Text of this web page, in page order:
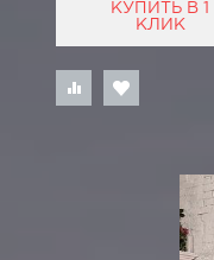
КУПИТЬ В 1
КЛИК